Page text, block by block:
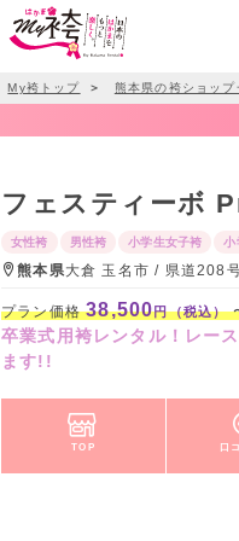
My袴トップ ＞ 熊本県の袴ショップ
フェスティーボ
女性袴 男性袴 小学生女子袴 小
熊本県大倉 玉名市 / 県道208
プラン価格38,500円（税込）
卒業式用袴レンタル！レー
ます!!
TOP 口